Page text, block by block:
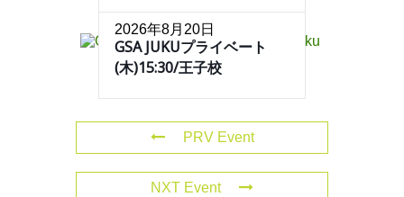
2026年8月20日
GSA JUKUプライベート
(木)15:30/王子校
PRV Event
NXT Event